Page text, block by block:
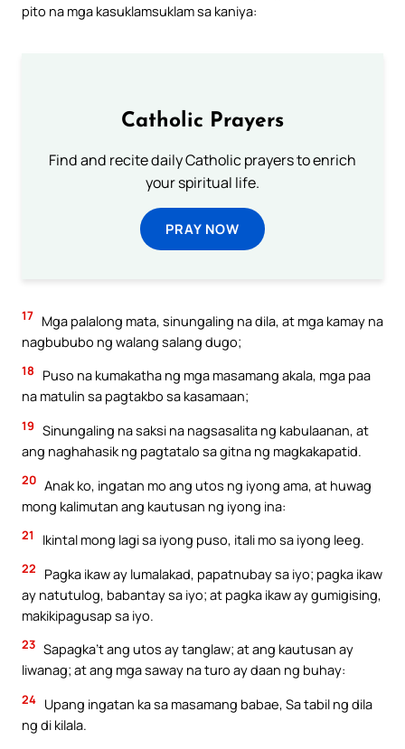
pito na mga kasuklamsuklam sa kaniya:
Catholic Prayers
Find and recite daily Catholic prayers to enrich
your spiritual life.
PRAY NOW
17 Mga palalong mata, sinungaling na dila, at mga kamay na
nagbububo ng walang salang dugo;
18
Puso na kumakatha ng mga masamang akala, mga paa
na matulin sa pagtakbo sa kasamaan;
19 Sinungaling na saksi na nagsasalita ng kabulaanan, at
ang naghahasik ng pagtatalo sa gitna ng magkakapatid.
20 Anak ko, ingatan mo ang utos ng iyong ama, at huwag
mong kalimutan ang kautusan ng iyong ina:
21 Ikintal mong lagi sa iyong puso, itali mo sa iyong leeg.
22
Pagka ikaw ay lumalakad, papatnubay sa iyo; pagka ikaw
ay natutulog, babantay sa iyo; at pagka ikaw ay gumigising,
makikipagusap sa iyo.
23 Sapagka’t ang utos ay tanglaw; at ang kautusan ay
liwanag; at ang mga saway na turo ay daan ng buhay:
24 Upang ingatan ka sa masamang babae, Sa tabil ng dila
ng di kilala.